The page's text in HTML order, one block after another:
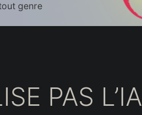
genre
PAS L’IA